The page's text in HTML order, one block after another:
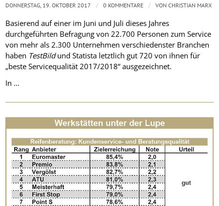
Basierend auf einer im Juni und Juli dieses Jahres
durchgeführten Befragung von 22.700 Personen zum Service
von mehr als 2.300 Unternehmen verschiedenster Branchen
haben TestBildund Statista letztlich gut 720 von ihnen für
„beste Servicequalität 2017/2018“ ausgezeichnet.
In …
DONNERSTAG, 19. OKTOBER 2017 / 0 KOMMENTARE / VONCHRISTIAN MARX